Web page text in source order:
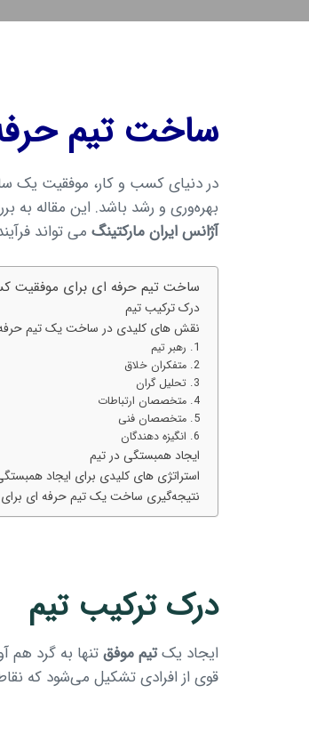
ساخت تیم
در دنیای کسب و کار، موفقیت یک
بهره‌وری و رشد باشد. این مقاله
آژانس ایران مارکتینگ می تواند
ساخت تیم حرفه ای برای موفقیت
درک ترکیب تیم
نقش های کلیدی در ساخت یک تیم
1. رهبر تیم
2. متفکران خلاق
3. تحلیل گران
4. متخصصان ارتباطات
5. متخصصان فنی
6. انگیزه دهندگان
ایجاد همبستگی در تیم
استراتژی های کلیدی برای ایجاد
نتیجه‌گیری ساخت یک تیم حرفه ای
درک ترکیب تیم
ایجاد یکتیم موفقتنها به گرد
قوی از افرادی تشکیل می‌شود که